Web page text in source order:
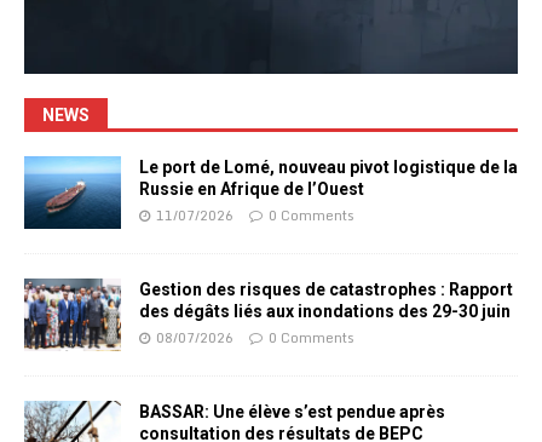
NEWS
Le port de Lomé, nouveau pivot logistique de la
Russie en Afrique de l’Ouest
11/07/2026 0 Comments
Gestion des risques de catastrophes : Rapport
des dégâts liés aux inondations des 29-30 juin
08/07/2026 0 Comments
BASSAR: Une élève s’est pendue après
consultation des résultats de BEPC